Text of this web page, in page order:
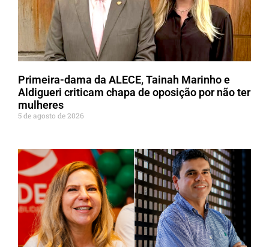
Primeira-dama da ALECE, Tainah Marinho e
Aldigueri criticam chapa de oposição por não ter
mulheres
5 de agosto de 2026